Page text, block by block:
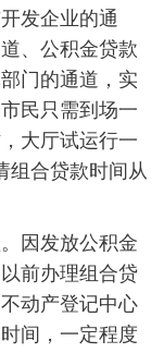
发企业的通
、公积金贷款
门的通道，实
民只需到场一
大厅试运行一
组合贷款时间从
因发放公积金
前办理组合贷
动产登记中心
间，一定程度